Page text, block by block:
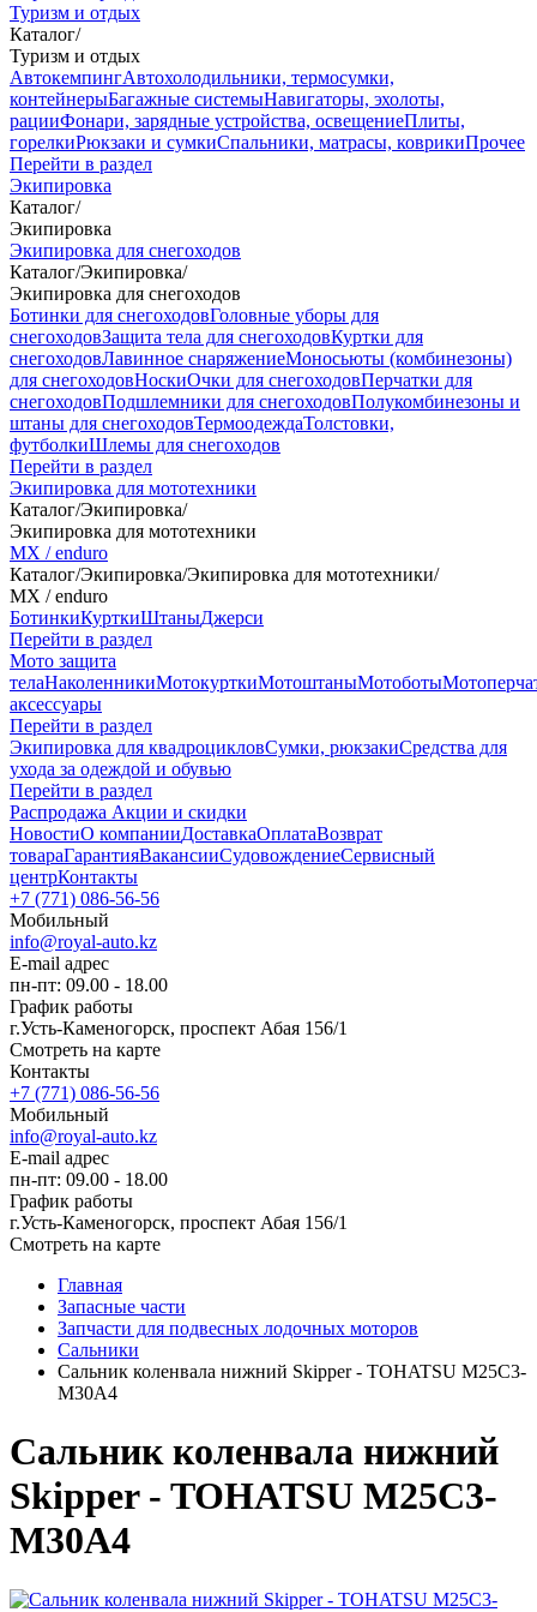
Туризм и отдых
Каталог/
Туризм и отдых
АвтокемпингАвтохолодильники, термосумки,
контейнерыБагажные системыНавигаторы, эхолоты,
рацииФонари, зарядные устройства, освещениеПлиты,
горелкиРюкзаки и сумкиСпальники, матрасы, коврикиПрочее
Перейти в раздел
Экипировка
Каталог/
Экипировка
Экипировка для снегоходов
Каталог/Экипировка/
Экипировка для снегоходов
Ботинки для снегоходовГоловные уборы для
снегоходовЗащита тела для снегоходовКуртки для
снегоходовЛавинное снаряжениеМоносьюты (комбинезоны)
для снегоходовНоскиОчки для снегоходовПерчатки для
снегоходовПодшлемники для снегоходовПолукомбинезоны и
штаны для снегоходовТермоодеждаТолстовки,
футболкиШлемы для снегоходов
Перейти в раздел
Экипировка для мототехники
Каталог/Экипировка/
Экипировка для мототехники
MX / enduro
Каталог/Экипировка/Экипировка для мототехники/
MX / enduro
БотинкиКурткиШтаныДжерси
Перейти в раздел
Мото защита
телаНаколенникиМотокурткиМотоштаныМотоботы
аксессуары
Перейти в раздел
Экипировка для квадроцикловСумки, рюкзакиСредства для
ухода за одеждой и обувью
Перейти в раздел
Распродажа Акции и скидки
НовостиО компанииДоставкаОплатаВозврат
товараГарантияВакансииСудовождениеСервисный
центрКонтакты
+7 (771) 086-56-56
Мобильный
info@royal-auto.kz
E-mail адрес
пн-пт: 09.00 - 18.00
График работы
г.Усть-Каменогорск, проспект Абая 156/1
Смотреть на карте
Контакты
+7 (771) 086-56-56
Мобильный
info@royal-auto.kz
E-mail адрес
пн-пт: 09.00 - 18.00
График работы
г.Усть-Каменогорск, проспект Абая 156/1
Смотреть на карте
Главная
Запасные части
Запчасти для подвесных лодочных моторов
Сальники
Сальник коленвала нижний Skipper - TOHATSU M25C3-
M30A4
Сальник коленвала нижний
Skipper - TOHATSU M25C3-
M30A4